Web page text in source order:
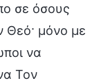
σε όσους
Θεό· μόνο με
να
Τον